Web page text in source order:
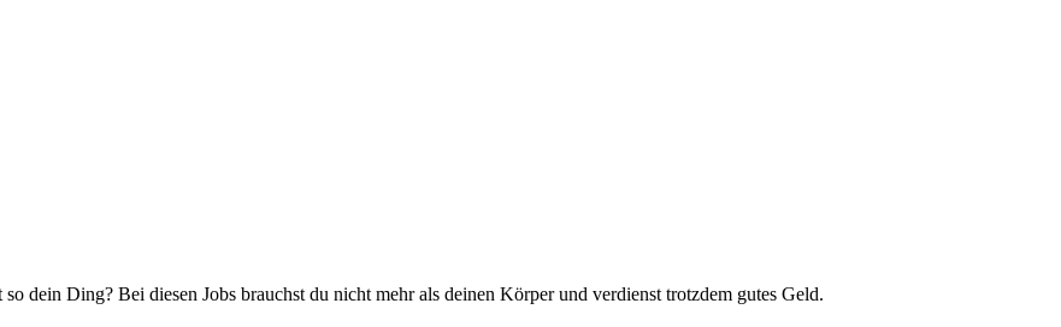
dein Ding? Bei diesen Jobs brauchst du nicht mehr als deinen Körper und verdienst trotzdem gutes Geld.